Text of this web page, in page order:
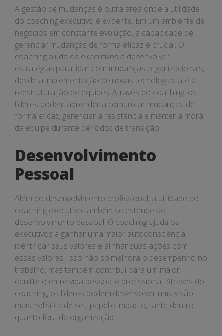
A gestão de mudanças é outra área onde a utilidade
do coaching executivo é evidente. Em um ambiente de
negócios em constante evolução, a capacidade de
gerenciar mudanças de forma eficaz é crucial. O
coaching ajuda os executivos a desenvolver
estratégias para lidar com mudanças organizacionais,
desde a implementação de novas tecnologias até a
reestruturação de equipes. Através do coaching, os
líderes podem aprender a comunicar mudanças de
forma eficaz, gerenciar a resistência e manter a moral
da equipe durante períodos de transição.
Desenvolvimento
Pessoal
Além do desenvolvimento profissional, a utilidade do
coaching executivo também se estende ao
desenvolvimento pessoal. O coaching ajuda os
executivos a ganhar uma maior autoconsciência,
identificar seus valores e alinhar suas ações com
esses valores. Isso não só melhora o desempenho no
trabalho, mas também contribui para um maior
equilíbrio entre vida pessoal e profissional. Através do
coaching, os líderes podem desenvolver uma visão
mais holística de seu papel e impacto, tanto dentro
quanto fora da organização.